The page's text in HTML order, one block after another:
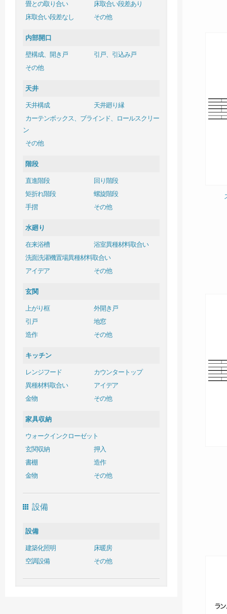
畳との取り合い
床取合い段差あり
床取合い段差なし
その他
内部開口
壁構成、開き戸
引戸、引込み戸
その他
天井
天井構成
天井廻り縁
カーテンボックス、ブラインド、ロールスクリー
ン
その他
階段
直進階段
回り階段
矩折れ階段
螺旋階段
手摺
その他
水廻り
在来浴槽
浴室異種材料取合い
洗面洗濯機置場異種材料取合い
アイデア
その他
玄関
上がり框
外開き戸
引戸
地窓
造作
その他
キッチン
レンジフード
カウンタートップ
異種材料取合い
アイデア
金物
その他
家具収納
ウォークインクローゼット
玄関収納
押入
書棚
造作
金物
その他
設備
設備
建築化照明
床暖房
空調設備
その他